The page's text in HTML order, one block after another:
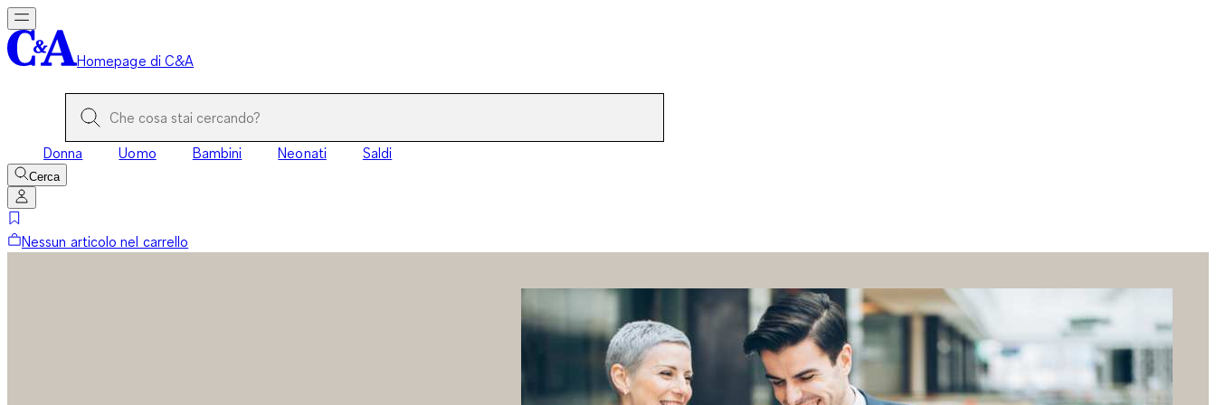
Homepage di C&A
Donna Uomo Bambini Neonati Saldi
Cerca
Nessun articolo nel carrello